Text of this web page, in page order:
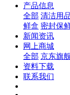
产品信息
全部 清洁用
鲜盒 密封保
新闻资讯
网上商城
全部 京东旗
资料下载
联系我们